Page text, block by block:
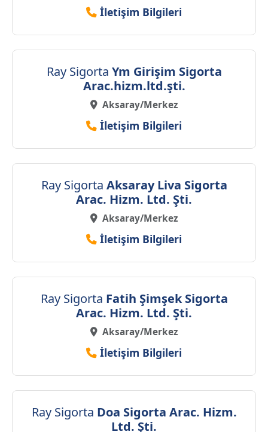
İletişim Bilgileri
Ray Sigorta Ym Girişim Sigorta
Arac.hizm.ltd.şti.
Aksaray/Merkez
İletişim Bilgileri
Ray Sigorta Aksaray Liva Sigorta
Arac. Hizm. Ltd. Şti.
Aksaray/Merkez
İletişim Bilgileri
Ray Sigorta Fatih Şimşek Sigorta
Arac. Hizm. Ltd. Şti.
Aksaray/Merkez
İletişim Bilgileri
Ray Sigorta Doa Sigorta Arac. Hizm.
Ltd. Şti.